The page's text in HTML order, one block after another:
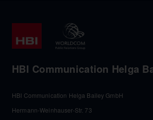
HBI Communication Helga
HBI Communication Helga Bailey GmbH
Hermann-Weinhauser-Str. 73